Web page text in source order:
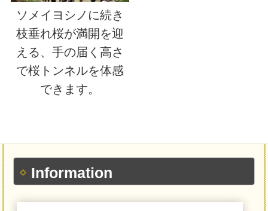
ソメイヨシノに続き
枝垂れ桜が満開を迎
える、手の届く高さ
で桜トンネルを体感
できます。
Information